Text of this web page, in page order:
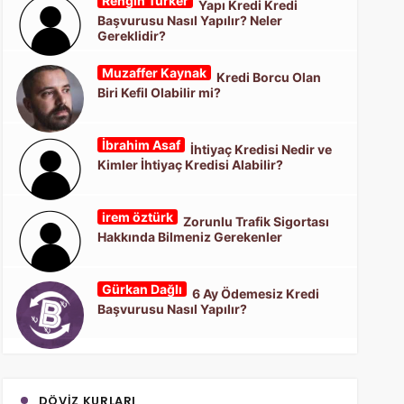
Yapı Kredi Kredi
Başvurusu Nasıl Yapılır? Neler
Gereklidir?
Muzaffer Kaynak
Kredi Borcu Olan
Biri Kefil Olabilir mi?
İbrahim Asaf
İhtiyaç Kredisi Nedir ve
Kimler İhtiyaç Kredisi Alabilir?
irem öztürk
Zorunlu Trafik Sigortası
Hakkında Bilmeniz Gerekenler
Gürkan Dağlı
6 Ay Ödemesiz Kredi
Başvurusu Nasıl Yapılır?